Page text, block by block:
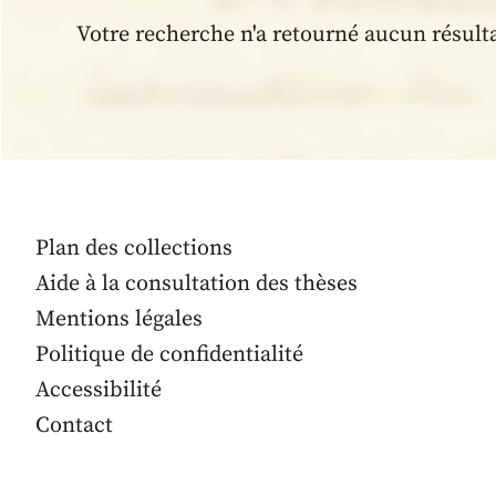
Votre recherche n'a retourné aucun
Plan des collections
Aide à la consultation des thèses
Mentions légales
Politique de confidentialité
Accessibilité
Contact